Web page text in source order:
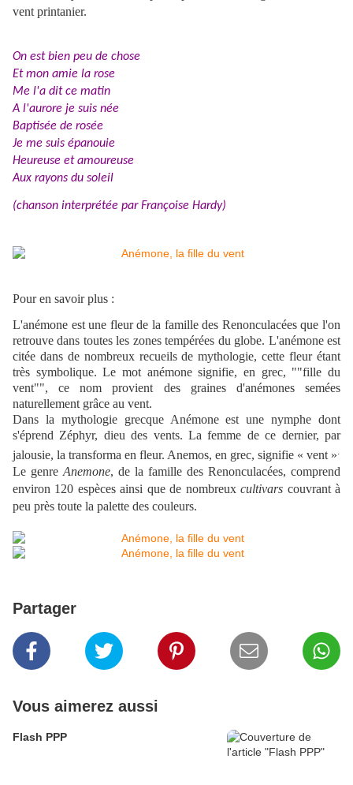
vent printanier.
On est bien peu de chose
Et mon amie la rose
Me l'a dit ce matin
A l'aurore je suis née
Baptisée de rosée
Je me suis épanouie
Heureuse et amoureuse
Aux rayons du soleil
(chanson interprétée par Françoise Hardy)
Pour en savoir plus :
L'anémone est une fleurde la famille des Renonculacées que l'on
retrouve dans toutes les zones tempérées du globe. L'anémone est
citée dans de nombreux recueils de mythologie, cettefleurétant
très symbolique. Le mot anémone signifie, en grec, ""fille du
vent"", ce nom provient des graines d'anémones semées
naturellement grâce au vent.
Dans la mythologie grecqueAnémone est une nymphe dont
s'éprendZéphyr, dieu des vents. La femme de ce dernier, par
jalousie, la transforma en fleur. Anemos, en grec, signifie « vent »
Le genre Anemone, de la famille des Renonculacées, comprend
environ 120 espèces ainsi que de nombreuxcultivars couvrant à
peu près toute la palette des couleurs.
Partager
Vous aimerez aussi
Flash PPP